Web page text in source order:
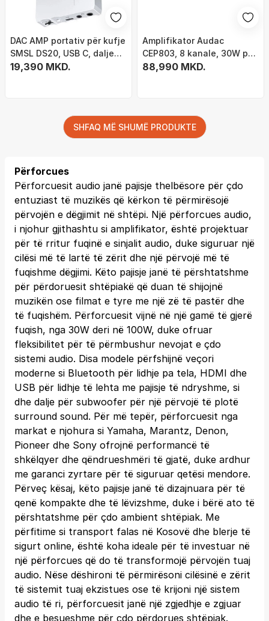
DAC AMP portativ për kufje
SMSL DS20, USB C, dalje
3.5mm dhe 4.4mm, gri
19,390 MKD.
Amplifikator Audac
CEP803, 8 kanale, 30W për
kanal, 4 Ohm
88,990 MKD.
SHFAQ MË SHUMË PRODUKTE
Përforcues
Përforcuesit audio janë pajisje thelbësore për çdo
entuziast të muzikës që kërkon të përmirësojë
përvojën e dëgjimit në shtëpi. Një përforcues audio,
i njohur gjithashtu si amplifikator, është projektuar
për të rritur fuqinë e sinjalit audio, duke siguruar një
cilësi më të lartë të zërit dhe një përvojë më të
fuqishme dëgjimi. Këto pajisje janë të përshtatshme
për përdoruesit shtëpiakë që duan të shijojnë
muzikën ose filmat e tyre me një zë të pastër dhe
të fuqishëm. Përforcuesit vijnë në një gamë të gjerë
fuqish, nga 30W deri në 100W, duke ofruar
fleksibilitet për të përmbushur nevojat e çdo
sistemi audio. Disa modele përfshijnë veçori
moderne si Bluetooth për lidhje pa tela, HDMI dhe
USB për lidhje të lehta me pajisje të ndryshme, si
dhe dalje për subwoofer për një përvojë të plotë
surround sound. Për më tepër, përforcuesit nga
markat e njohura si Yamaha, Marantz, Denon,
Pioneer dhe Sony ofrojnë performancë të
shkëlqyer dhe qëndrueshmëri të gjatë, duke ardhur
me garanci zyrtare për të siguruar qetësi mendore.
Përveç kësaj, këto pajisje janë të dizajnuara për të
qenë kompakte dhe të lëvizshme, duke i bërë ato të
përshtatshme për çdo ambient shtëpiak. Me
përfitime si transport falas në Kosovë dhe blerje të
sigurt online, është koha ideale për të investuar në
një përforcues që do të transformojë përvojën tuaj
audio. Nëse dëshironi të përmirësoni cilësinë e zërit
të sistemit tuaj ekzistues ose të krijoni një sistem
audio të ri, përforcuesit janë një zgjedhje e zgjuar
dhe e besueshme për çdo përdorues shtëpiak.